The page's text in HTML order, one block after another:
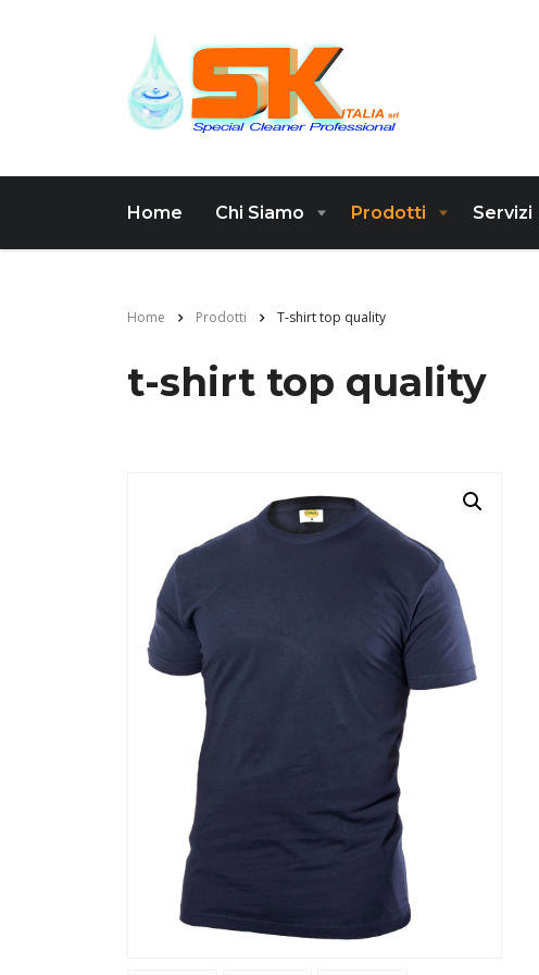
Home Chi Siamo Prodotti Servizi
Home Prodotti T-shirt top quality
t-shirt top quality